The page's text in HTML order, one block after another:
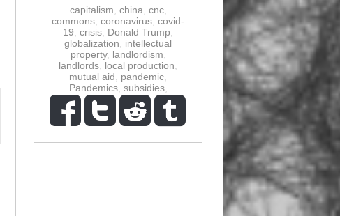
capitalism china cnc,
commons coronavirus covid-
19 crisis Donald Trump
globalization
intellectual
property, landlordism
landlords local production
mutual aid
pandemic
Pandemics, subsidies,